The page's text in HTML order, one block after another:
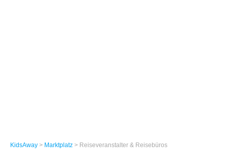
KidsAway > Marktplatz > Reiseveranstalter & Reisebüros